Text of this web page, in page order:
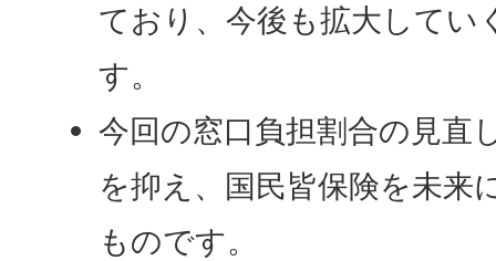
ており、今後も拡大してい
す。
今回の窓口負担割合の見直
を抑え、国民皆保険を未来
ものです。